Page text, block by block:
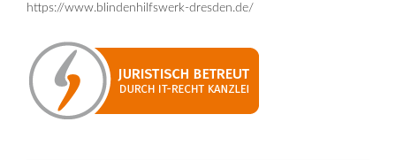
https://www.blindenhilfswerk-dresden.de/